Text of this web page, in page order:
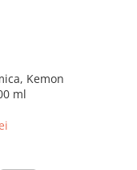
Kemon
ml